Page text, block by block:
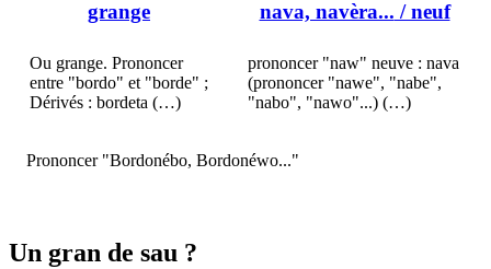
grange
Ou grange. Prononcer
entre "bordo" et "borde" ;
Dérivés : bordeta (…)
nava, navèra... / neuf
prononcer "naw" neuve : nava
(prononcer "nawe", "nabe",
"nabo", "nawo"...) (…)
Prononcer "Bordonébo, Bordonéwo..."
Un gran de sau ?